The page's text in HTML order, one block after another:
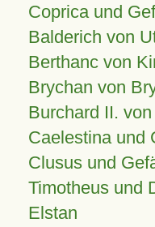
Coprica und
Balderich von
Berthanc von
Brychan von
Burchard II.
Caelestina und
Clusus und
Timotheus und
Elstan